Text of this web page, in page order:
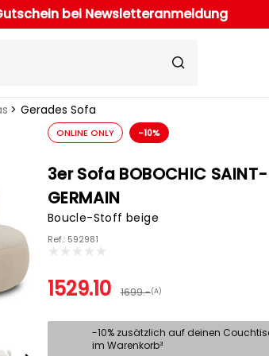
bei Newsletteranmeldung
Gerades Sofa
ONLINE ONLY -10%
3er Sofa BOBOCHIC SAINT-
GERMAIN
Boucle-Stoff beige
Ref.: 592981
1529.10 1699.-(A)
-10% zusätzlich auf deinen
im Warenkorb³